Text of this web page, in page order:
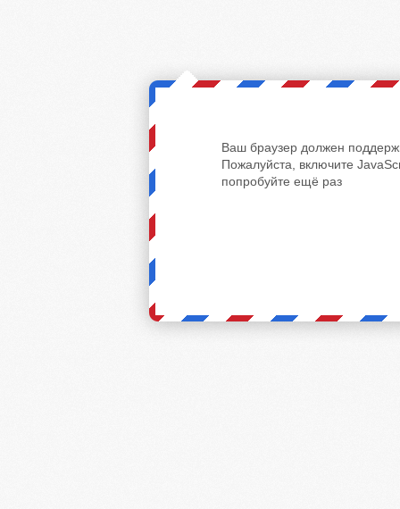
Ваш браузер должен
Пожалуйста, включите
попробуйте ещё раз